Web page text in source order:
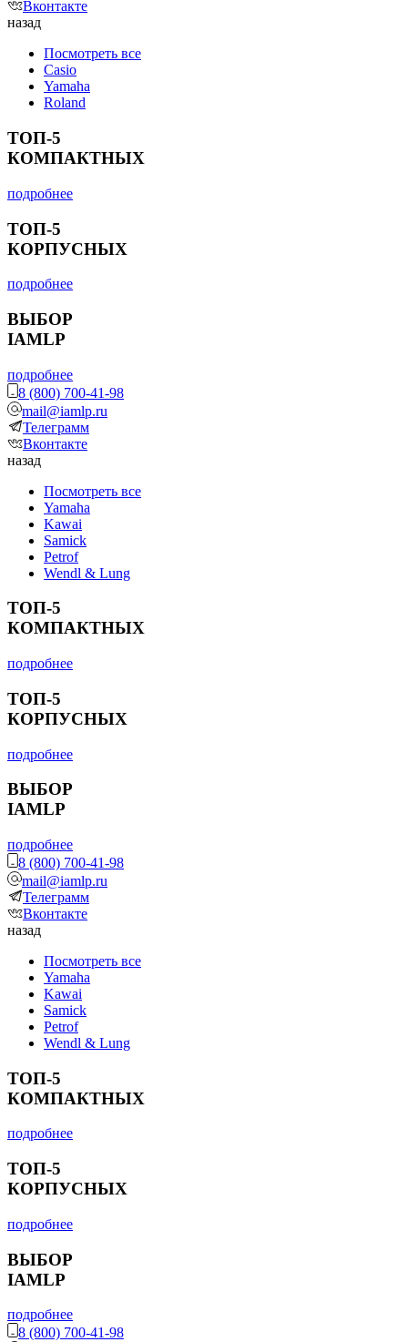
Вконтакте
назад
Посмотреть все
Casio
Yamaha
Roland
ТОП-5
КОМПАКТНЫХ
подробнее
ТОП-5
КОРПУСНЫХ
подробнее
ВЫБОР
IAMLP
подробнее
8 (800) 700-41-98
mail@iamlp.ru
Телеграмм
Вконтакте
назад
Посмотреть все
Yamaha
Kawai
Samick
Petrof
Wendl & Lung
ТОП-5
КОМПАКТНЫХ
подробнее
ТОП-5
КОРПУСНЫХ
подробнее
ВЫБОР
IAMLP
подробнее
8 (800) 700-41-98
mail@iamlp.ru
Телеграмм
Вконтакте
назад
Посмотреть все
Yamaha
Kawai
Samick
Petrof
Wendl & Lung
ТОП-5
КОМПАКТНЫХ
подробнее
ТОП-5
КОРПУСНЫХ
подробнее
ВЫБОР
IAMLP
подробнее
8 (800) 700-41-98